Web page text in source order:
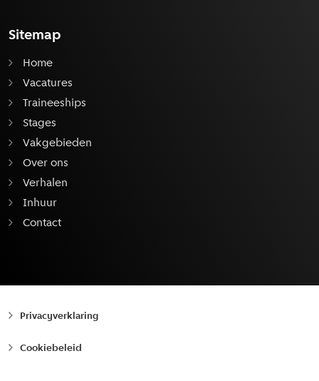
Sitemap
Home
Vacatures
Traineeships
Stages
Vakgebieden
Over ons
Verhalen
Inhuur
Contact
Privacyverklaring
Cookiebeleid